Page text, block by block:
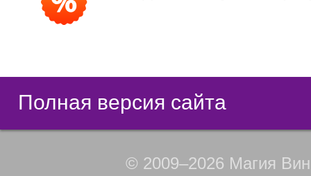
Полная версия сайта
© 2009–2026 Магия